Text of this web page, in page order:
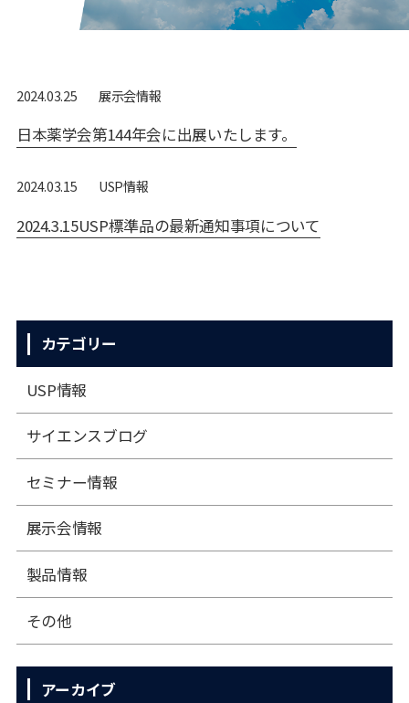
2024.03.25 展⽰会情報
日本薬学会第144年会に出展いたします。
2024.03.15 USP情報
2024.3.15USP標準品の最新通知事項について
カテゴリー
USP情報
サイエンスブログ
セミナー情報
展⽰会情報
製品情報
その他
アーカイブ